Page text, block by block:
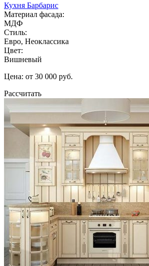
Кухня Барбарис
Материал фасада:
МДФ
Стиль:
Евро, Неоклассика
Цвет:
Вишневый
Цена: от 30 000 руб.
Рассчитать